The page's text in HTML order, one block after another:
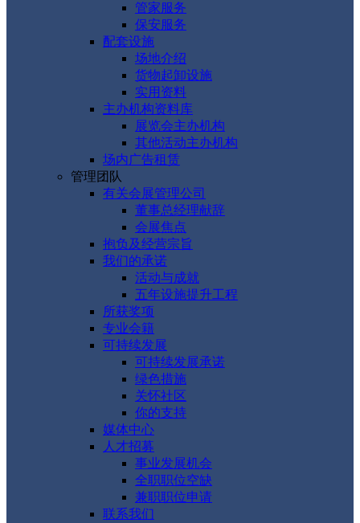
管家服务
保安服务
配套设施
场地介绍
货物起卸设施
实用资料
主办机构资料库
展览会主办机构
其他活动主办机构
场内广告租赁
管理团队
有关会展管理公司
董事总经理献辞
会展焦点
抱负及经营宗旨
我们的承诺
活动与成就
五年设施提升工程
所获奖项
专业会籍
可持续发展
可持续发展承诺
绿色措施
关怀社区
你的支持
媒体中心
人才招募
事业发展机会
全职职位空缺
兼职职位申请
联系我们